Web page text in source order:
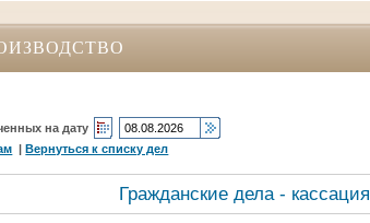
на дату
|Вернуться к списку дел
Гражданские дела - кассация